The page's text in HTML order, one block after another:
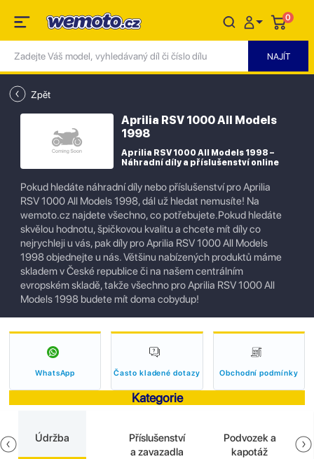
0
Zpět
Aprilia RSV 1000 All Models
1998
Aprilia RSV 1000 All Models 1998 –
Náhradní díly a příslušenství online
Pokud hledáte náhradní díly nebo příslušenství pro Aprilia
RSV 1000 All Models 1998, dál už hledat nemusíte! Na
wemoto.cz najdete všechno, co potřebujete.Pokud hledáte
skvělou hodnotu, špičkovou kvalitu a chcete mít díly co
nejrychleji u vás, pak díly pro Aprilia RSV 1000 All Models
1998 objednejte u nás. Většinu nabízených produktů máme
skladem v České republice či na našem centrálním
evropském skladě, takže všechno pro Aprilia RSV 1000 All
Models 1998 budete mít doma cobydup!
WhatsApp Často kladené dotazy Obchodní podmínky
Kategorie
Údržba
Příslušenství
a zavazadla
Podvozek a
kapotáž